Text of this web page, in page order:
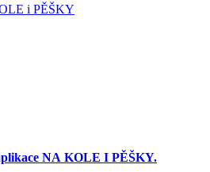
NA KOLE I PĚŠKY.